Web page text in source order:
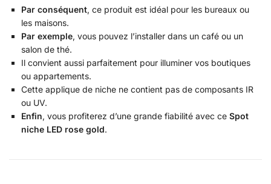
Par conséquent, ce produit est idéal pour les bureaux ou
les maisons.
Par exemple, vous pouvez l’installer dans un café ou un
salon de thé.
Il convient aussi parfaitement pour illuminer vos boutiques
ou appartements.
Cette applique de niche ne contient pas de composants IR
ou UV.
Enfin, vous profiterez d’une grande fiabilité avec ce Spot
niche LED rose gold.